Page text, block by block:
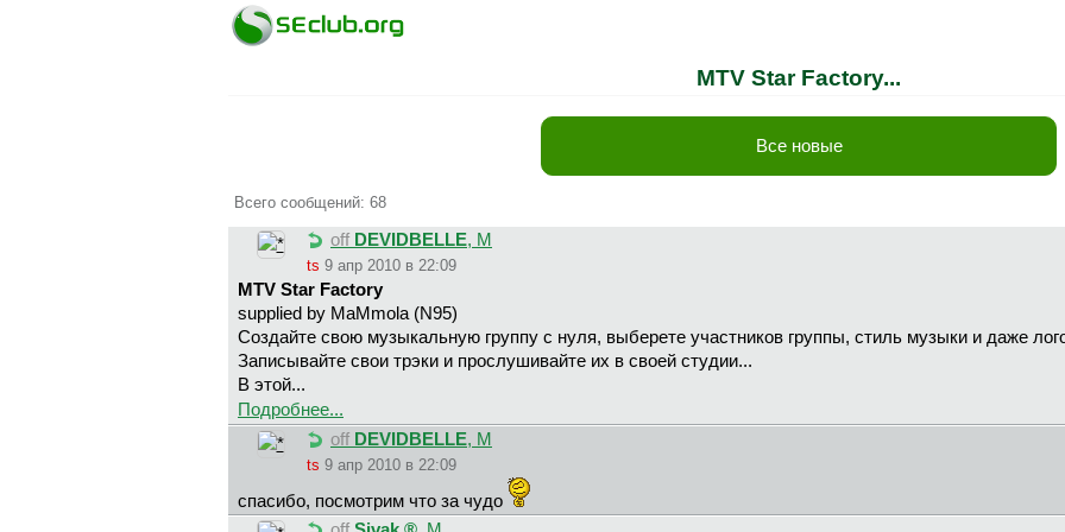
MTV Star Factory...
Все новые
Всего сообщений: 68
off DEVIDBELLE, М
ts 9 апр 2010 в 22:09
MTV Star Factory
supplied by MaMmola (N95)
Создайте свою музыкальную группу с нуля, выберете участников группы, стиль музыки и даже
Записывайте свои трэки и прослушивайте их в своей студии...
В этой...
Подробнее...
off DEVIDBELLE, М
ts 9 апр 2010 в 22:09
спaсибо, посмотрим что зa чудо